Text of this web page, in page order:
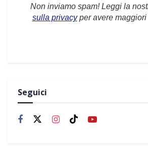
Non inviamo spam! Leggi la
sulla privacyper avere maggiori
Seguici